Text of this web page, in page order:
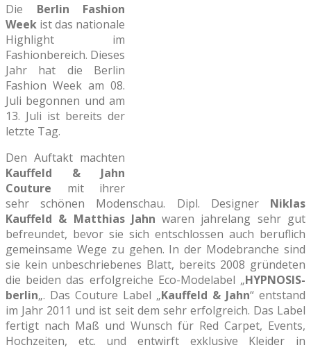
Die Berlin Fashion
Week ist das nationale
Highlight im
Fashionbereich. Dieses
Jahr hat die Berlin
Fashion Week am 08.
Juli begonnen und am
13. Juli ist bereits der
letzte Tag.
Den Auftakt machten
Kauffeld & Jahn
Couture mit ihrer
sehr schönen Modenschau. Dipl. Designer Niklas
Kauffeld & Matthias Jahn waren jahrelang sehr gut
befreundet, bevor sie sich entschlossen auch beruflich
gemeinsame Wege zu gehen. In der Modebranche sind
sie kein unbeschriebenes Blatt, bereits 2008 gründeten
die beiden das erfolgreiche Eco-Modelabel „HYPNOSIS-
berlin„. Das Couture Label „Kauffeld & Jahn“ entstand
im Jahr 2011 und ist seit dem sehr erfolgreich. Das Label
fertigt nach Maß und Wunsch für Red Carpet, Events,
Hochzeiten, etc. und entwirft exklusive Kleider in